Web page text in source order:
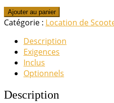
quantité
de
VISION
110
Ajouter au panier
Catégorie : Location de
Description
Exigences
Inclus
Optionnels
Description